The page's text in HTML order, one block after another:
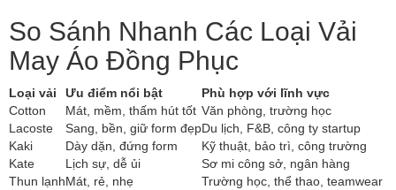
So Sánh Nhanh Các Loại Vải
May Áo Đồng Phục
Loại vải Ưu điểm nổi bật
Phù hợp với lĩnh vực
Cotton
Mát, mềm, thấm hút tốt Văn phòng, trường học
Lacoste
Sang, bền, giữ form đẹpDu lịch, F&B, công ty startup
Kaki
Dày dặn, đứng form
Kỹ thuật, bảo trì, công trường
Kate
Lịch sự, dễ ủi
Sơ mi công sở, ngân hàng
Thun lạnhMát, rẻ, nhẹ Trường học, thể thao, teamwear